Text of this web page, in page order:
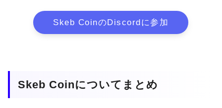
Skeb CoinのDiscordに参加
Skeb Coinについてまとめ